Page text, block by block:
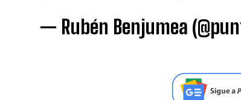
— Rubén Benjumea